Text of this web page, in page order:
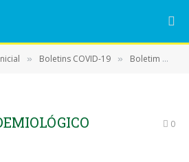
» Boletins COVID-19 » Boletim COVID-19 (14/03/2022)
0